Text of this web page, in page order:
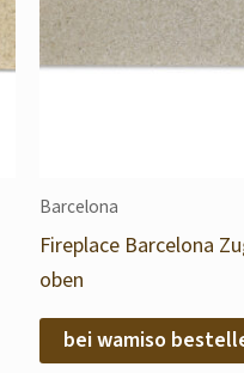
Barcelona
Fireplace Barcelona
oben
bei wamiso